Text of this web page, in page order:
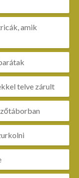
amik
telve zárult